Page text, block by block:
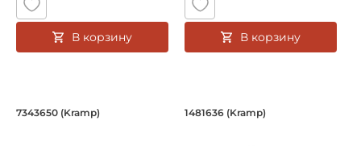
В корзину В корзину
Штифт распорный пружинный
7343650 (Kramp) Штифт распорный
1481636 (Kramp)